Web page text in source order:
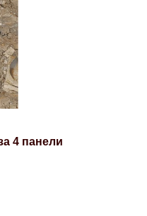
4 панели